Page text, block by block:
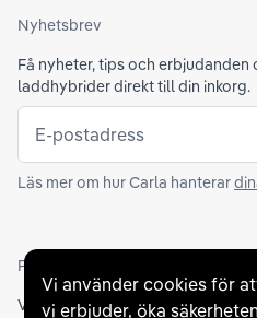
Vi använder cookies för
vi erbjuder, öka
Nyhetsbrev
Få nyheter, tips och erbjudanden
laddhybrider direkt till din inkorg.
E-postadress
Läs mer om hur Carla hanterar
Partners och betallösningar
Vi samarbetar medflertalet banker